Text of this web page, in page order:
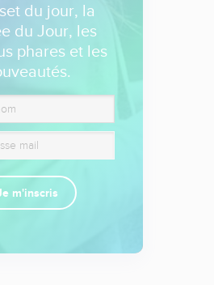
du jour, la
du Jour, les
phares et les
m'inscris